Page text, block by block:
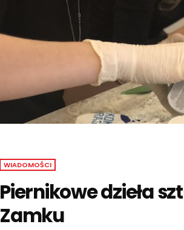
WIADOMOŚCI
Piernikowe dzieła
Zamku